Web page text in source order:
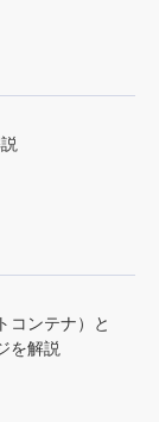
コンテナ）と
を解説